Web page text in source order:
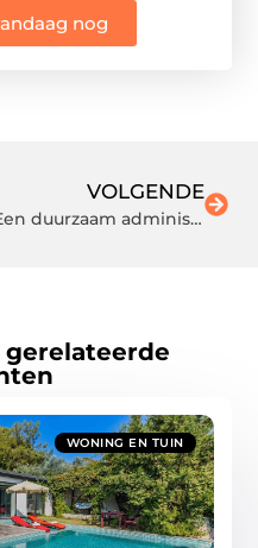
nog
VOLGENDE
Een duurzaam administratiekantoor in Tilburg
gerelateerde
WONING EN TUIN